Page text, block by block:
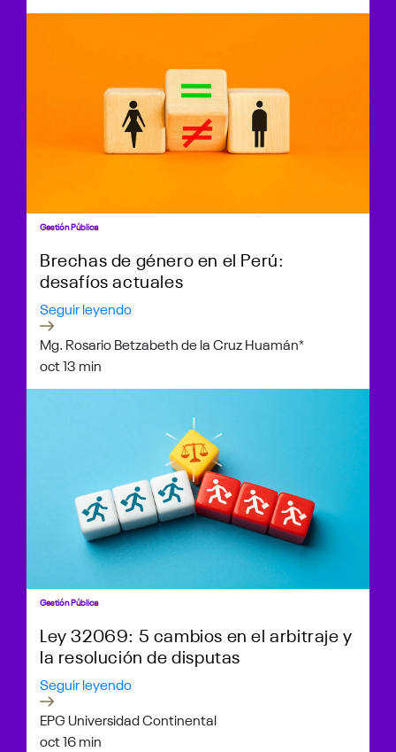
Gestión Pública
Brechas de género en el Perú:
desafíos actuales
Seguir leyendo
Mg. Rosario Betzabeth de la Cruz Huamán*
oct 13 min
Gestión Pública
Ley 32069: 5 cambios en el arbitraje y
la resolución de disputas
Seguir leyendo
EPG Universidad Continental
oct 16 min